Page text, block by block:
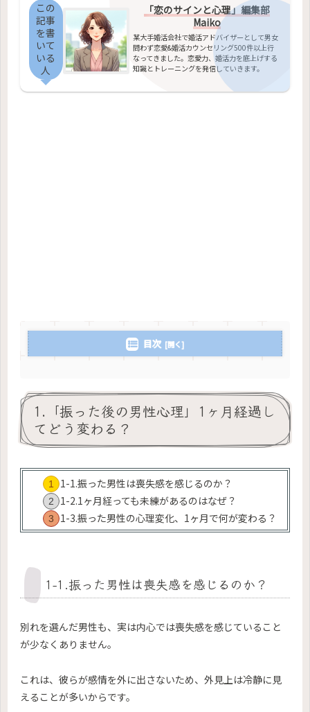
この
記事
を書
いて
いる
人
「恋のサインと心理」編集部
Maiko
某大手婚活会社で婚活アドバイザーとして男女
問わず恋愛&婚活カウンセリング500件以上行
なってきました。恋愛力、婚活力を底上げする
知識とトレーニングを発信していきます。
目次
1.「振った後の男性心理」1ヶ月経過し
てどう変わる？
1-1.振った男性は喪失感を感じるのか？
1-2.1ヶ月経っても未練があるのはなぜ？
1-3.振った男性の心理変化、1ヶ月で何が変わる？
1-1.振った男性は喪失感を感じるのか？
別れを選んだ男性も、実は内心では喪失感を感じていること
が少なくありません。
これは、彼らが感情を外に出さないため、外見上は冷静に見
えることが多いからです。